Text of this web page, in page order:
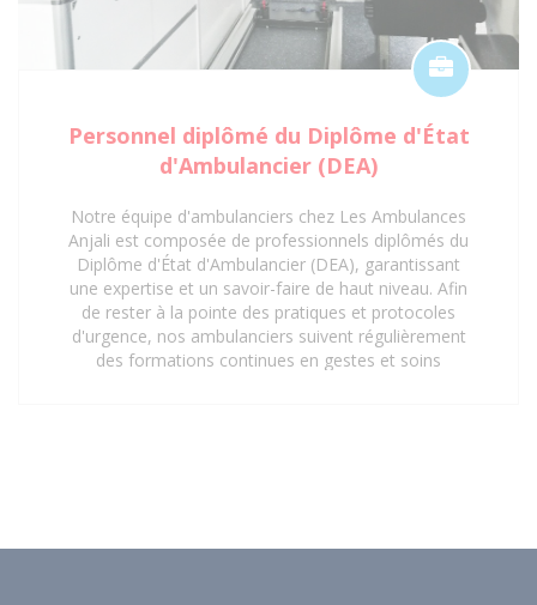
Personnel diplômé du Diplôme d'État
d'Ambulancier (DEA)
Notre équipe d'ambulanciers chez Les Ambulances
Anjali est composée de professionnels diplômés du
Diplôme d'État d'Ambulancier (DEA), garantissant
une expertise et un savoir-faire de haut niveau. Afin
de rester à la pointe des pratiques et protocoles
d'urgence, nos ambulanciers suivent régulièrement
des formations continues en gestes et soins